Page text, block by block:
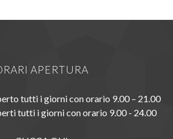
APERTURA
tutti i giorni con orario 9.00 – 21.00
tutti i giorni con orario 9.00 - 24.00